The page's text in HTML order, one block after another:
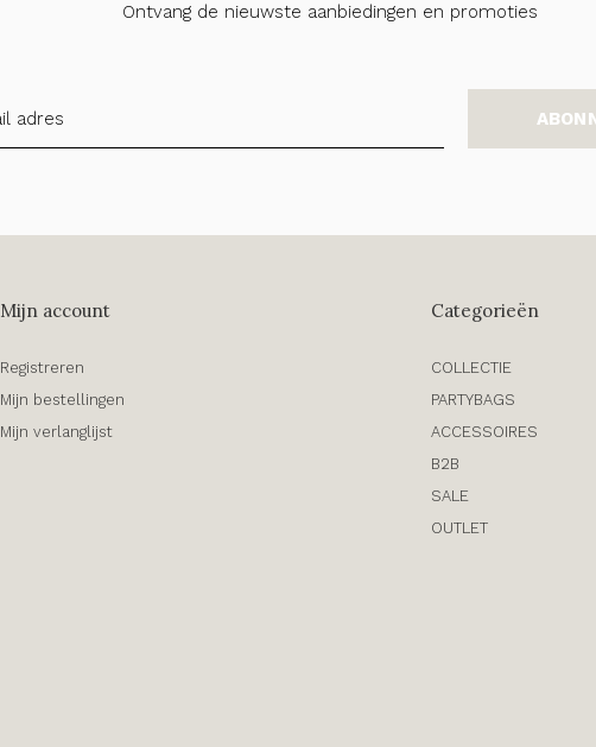
Ontvang de nieuwste aanbiedingen en promoties
Mijn account
Registreren
Mijn bestellingen
Mijn verlanglijst
Categorieën
COLLECTIE
PARTYBAGS
ACCESSOIRES
B2B
SALE
OUTLET